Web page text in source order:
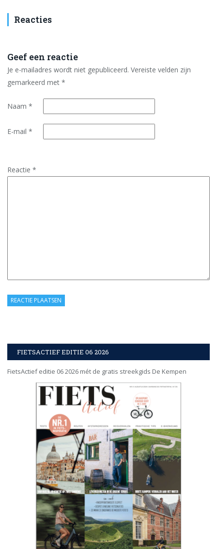
Reacties
Geef een reactie
Je e-mailadres wordt niet gepubliceerd. Vereiste velden zijn
gemarkeerd met *
Naam *
E-mail *
Reactie *
FIETSACTIEF EDITIE 06 2026
FietsActief editie 06 2026 mét de gratis streekgids De Kempen